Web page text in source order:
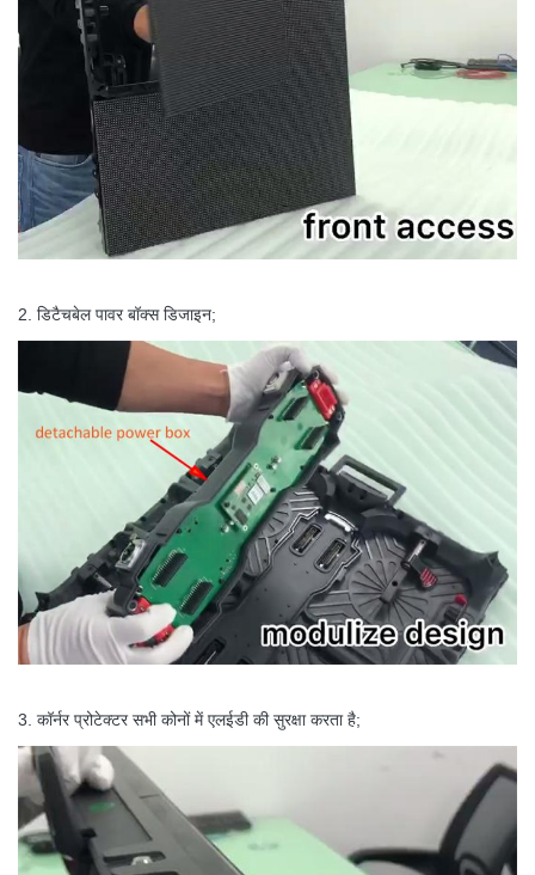
2. डिटैचबेल पावर बॉक्स डिजाइन;
3. कॉर्नर प्रोटेक्टर सभी कोनों में एलईडी की सुरक्षा करता है;